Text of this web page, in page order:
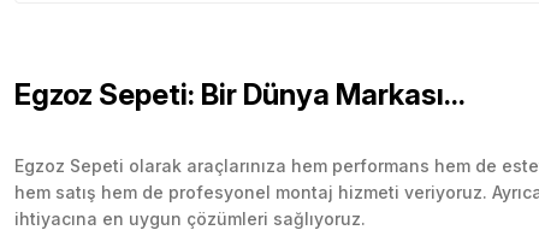
Egzoz Sepeti: Bir Dünya Markası...
Egzoz Sepeti olarak araçlarınıza hem performans hem de
hem satış hem de profesyonel montaj hizmeti veriyoruz.
ihtiyacına en uygun çözümleri sağlıyoruz.